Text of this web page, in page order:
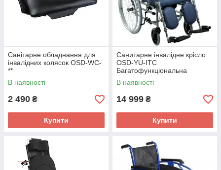
Санітарне обладнання для
інвалідних колясок OSD-WC-
**
В наявності
2 490 ₴
Купити
Санитарне інвалідне крісло
OSD-YU-ITC
Багатофункціональна
інвалідна коляска із
санітарним обладнанням
В наявності
14 999 ₴
Купити